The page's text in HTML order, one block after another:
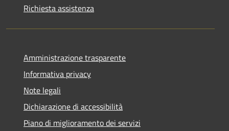
Richiesta assistenza
Amministrazione trasparente
Informativa privacy
Note legali
Dichiarazione di accessibilità
Piano di miglioramento dei servizi